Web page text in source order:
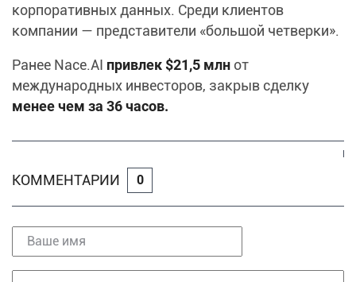
корпоративных данных. Среди клиентов
компании — представители «большой четверки».
Ранее Nace.AI привлек $21,5 млн от
международных инвесторов, закрыв сделку
менее чем за 36 часов.
КОММЕНТАРИИ 0